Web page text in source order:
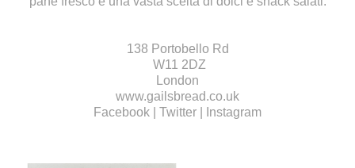
138 Portobello Rd
W11 2DZ
London
www.gailsbread.co.uk
Facebook
Twitter Instagram